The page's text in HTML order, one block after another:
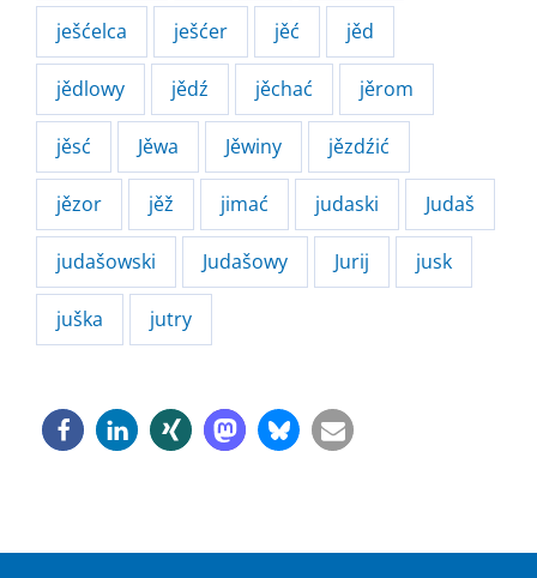
ješćelca ješćer jěć jěd
jědlowy jědź jěchać jěrom
jěsć Jěwa Jěwiny jězdźić
jězor jěž jimać judaski Judaš
judašowski Judašowy Jurij jusk
juška jutry